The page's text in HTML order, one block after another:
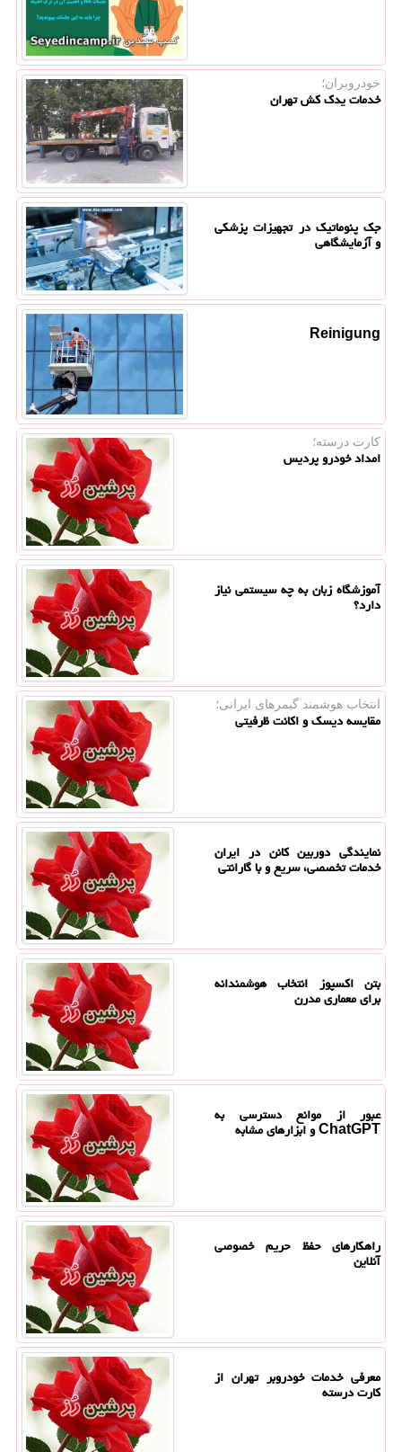
خودروبران؛
خدمات یدک کش تهران
جک پنوماتیک در تجهیزات پزشکی
و آزمایشگاهی
Reinigung
کارت درسته؛
امداد خودرو پردیس
آموزشگاه زبان به چه سیستمی نیاز
دارد؟
انتخاب هوشمند گیمرهای ایرانی؛
مقایسه دیسک و اکانت ظرفیتی
نمایندگی دوربین کانن در ایران
خدمات تخصصی، سریع و با گارانتی
بتن اکسپوز انتخاب هوشمندانه
برای معماری مدرن
عبور از موانع دسترسی به
ChatGPT و ابزارهای مشابه
راهکارهای حفظ حریم خصوصی
آنلاین
معرفی خدمات خودروبر تهران از
کارت درسته